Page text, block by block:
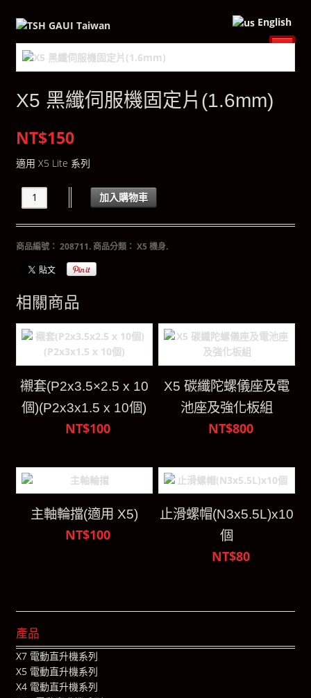
English
X5 黑纖伺服機固定片(1.6mm)
NT$150
適用 X5 Lite 系列
加入購物車
商品編號： 208711.商品分類： X5 機身.
相關商品
襯套(P2x3.5×2.5 x 10
個)(P2x3x1.5 x 10個)
NT$100
X5 碳纖陀螺儀座及電
池座及強化板組
NT$800
主軸輪擋(適用 X5)
NT$100
止滑螺帽(N3x5.5L)x10
個
NT$80
產品
X7 電動直升機系列
X5 電動直升機系列
X4 電動直升機系列